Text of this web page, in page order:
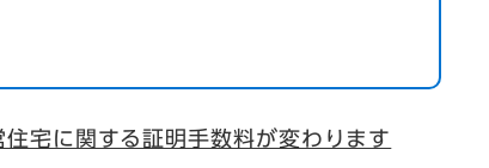
宅に関する証明手数料が変わります